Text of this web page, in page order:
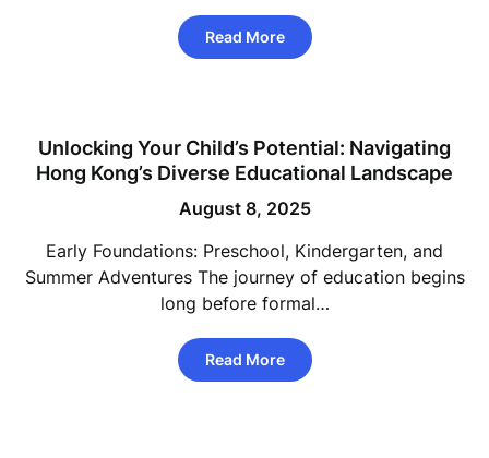
Read More
Unlocking Your Child’s Potential: Navigating
Hong Kong’s Diverse Educational Landscape
August 8, 2025
Early Foundations: Preschool, Kindergarten, and
Summer Adventures The journey of education begins
long before formal…
Read More